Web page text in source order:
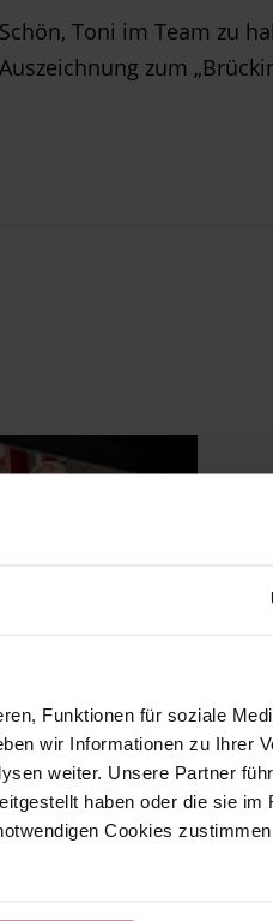
Funktionen für soziale
wir Informationen zu Ihrer
weiter. Unsere Partner
haben oder die sie im
Cookies
Schön, Toni im Team zu
Auszeichnung zum